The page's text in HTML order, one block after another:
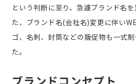
という判断に至り、急遽ブランド名を
た、ブランド名(会社名)変更に伴い
ゴ、名刺、封筒などの販促物も一式
た。
ブランドコンセプト